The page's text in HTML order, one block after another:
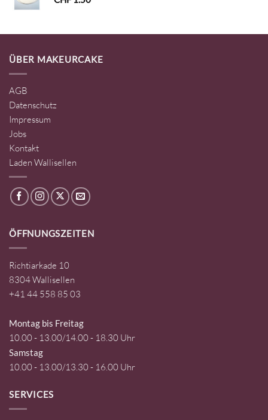
ÜBER MAKEURCAKE
AGB
Datenschutz
Impressum
Jobs
Kontakt
Laden Wallisellen
ÖFFNUNGSZEITEN
Richtiarkade 10
8304 Wallisellen
+41 44 558 85 03
Montag bis Freitag
10.00 - 13.00/14.00 - 18.30 Uhr
Samstag
10.00 - 13.00/13.30 - 16.00 Uhr
SERVICES